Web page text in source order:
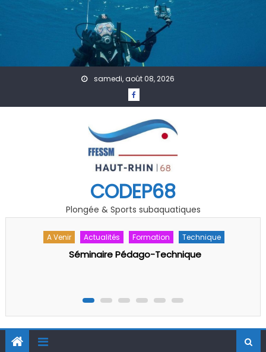
samedi, août 08, 2026
CODEP68
Plongée & Sports subaquatiques
A Venir Accueil Évènement
Les 40 ans du club des « Plongeurs du Lac de Kruth-